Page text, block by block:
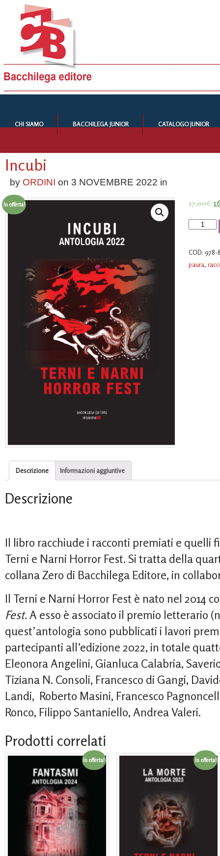
CHI SIAMO BACCHILEGA JUNIOR CATALOGO JUNIOR
Incubi
by ORDINI on 3 NOVEMBRE 2022 in
In offerta! 17,00€
Incubi
COD:978-
paura,
Descrizione Informazioni aggiuntive
Descrizione
Il libro racchiude i racconti premiati e quelli
Terni e Narni Horror Fest. Si tratta della
collana Zero di Bacchilega Editore, in
Il Terni e Narni Horror Fest è nato nel 2014
Fest. A esso è associato il premio letterario
quest’antologia sono pubblicati i lavori
partecipanti all’edizione 2022, in totale
Eleonora Angelini, Gianluca Calabria,
Tiziana N. Consoli, Francesco di Gangi,
Landi, Roberto Masini, Francesco
Ronco, Filippo Santaniello, Andrea Valeri.
Prodotti correlati
In offerta! In offerta!